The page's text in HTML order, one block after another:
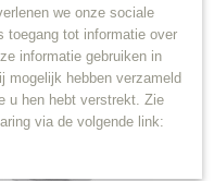
we onze sociale
toegang tot informatie over
informatie gebruiken in
mogelijk hebben verzameld
u hen hebt verstrekt. Zie
via de volgende link: